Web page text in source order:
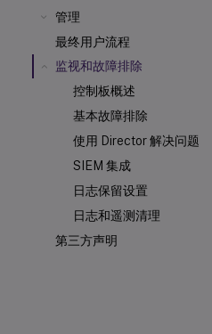
管理
最终用户流程
监视和故障排除
控制板概述
基本故障排除
使用 Director 解决问题
SIEM 集成
日志保留设置
日志和遥测清理
第三方声明